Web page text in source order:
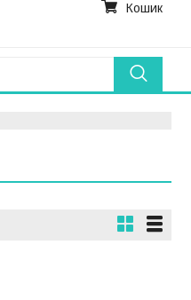
Кошик